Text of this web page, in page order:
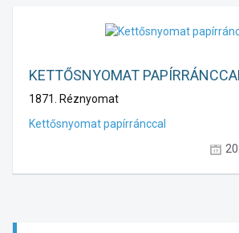
KETTŐSNYOMAT
1871. Réznyomat
Kettősnyomat papírránccal